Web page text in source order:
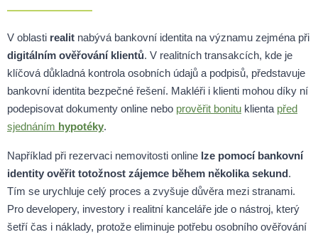
V oblasti realit nabývá bankovní identita na významu zejména při
digitálním ověřování klientů. V realitních transakcích, kde je
klíčová důkladná kontrola osobních údajů a podpisů, představuje
bankovní identita bezpečné řešení. Makléři i klienti mohou díky ní
podepisovat dokumenty online nebo prověřit bonitu klienta před
sjednáním hypotéky.
Například při rezervaci nemovitosti online lze pomocí bankovní
identity ověřit totožnost zájemce během několika sekund.
Tím se urychluje celý proces a zvyšuje důvěra mezi stranami.
Pro developery, investory i realitní kanceláře jde o nástroj, který
šetří čas i náklady, protože eliminuje potřebu osobního ověřování